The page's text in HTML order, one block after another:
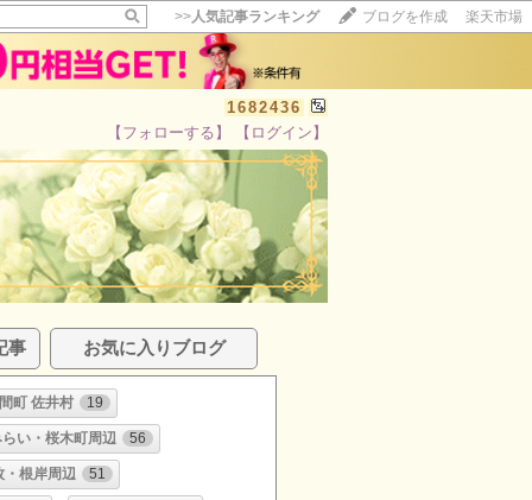
>>人気記事ランキング ブログを作成 楽天市場
1682436
【フォローする】 【ログイン】
事 お気に入りブログ
町 佐井村 19
い・桜木町周辺 56
根岸周辺 51